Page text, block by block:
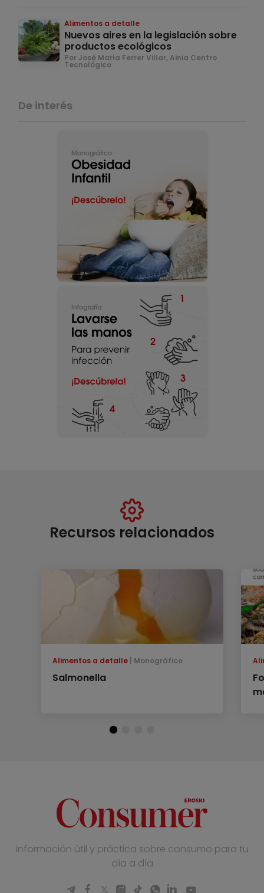
Alimentos a detalle
Nuevos aires en la legislación sobre
productos ecológicos
Por José María Ferrer Villar, Ainia Centro
Tecnológico
De interés
Recursos relacionados
Alimentos a detalle Monográfico
Salmonella
Información útil y práctica sobre consumo para tu
día a día